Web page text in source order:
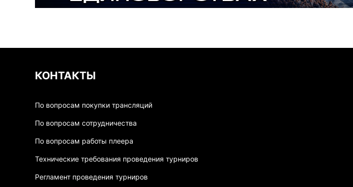
КОНТАКТЫ
По вопросам покупки трансляций
По вопросам сотрудничества
По вопросам работы плеера
Технические требования проведения турниров
Регламент проведения турниров